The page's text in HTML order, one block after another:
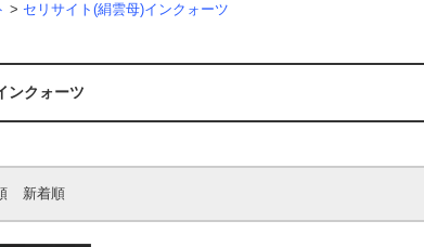
> セリサイト(絹雲母)インクォーツ
ンクォーツ
新着順